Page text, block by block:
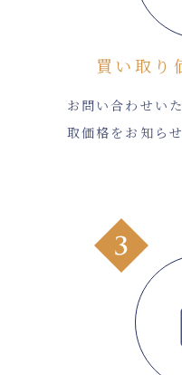
買い取り
お問い合わせい
取価格をお知ら